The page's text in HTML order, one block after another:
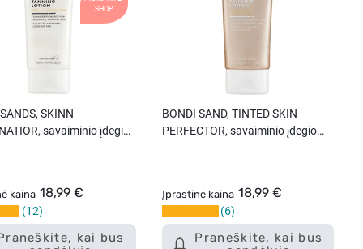
SHOP
kai bus
SKINN
savaiminio įdegio
kaina 18,99 €
12
Praneškite, kai bus
BONDI SAND, TINTED SKIN
PERFECTOR, savaiminio įdegio
Įprastinė kaina 18,99 €
6